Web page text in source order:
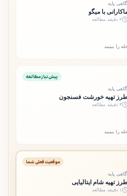
آگاهی پایه
با میگو
۲ دقیقه مطالعه
را ببینید
پیش‌نیاز مطالعه
آگاهی پایه
تهیه خورشت فسنجون
۳ دقیقه مطالعه
را ببینید
موقعیت فعلی شما
آگاهی پایه
تهیه شام ایتالیایی
۱ دقیقه مطالعه